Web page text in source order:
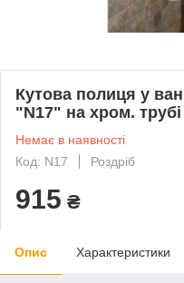
Кутова полиця у
"N17" на хром. трубі
Немає в наявності
Код: N17
Роздріб
915 ₴
Опис Характеристики